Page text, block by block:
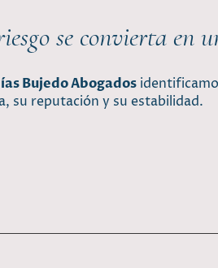
se convierta en
Bujedo Abogados
su reputación y su estabilidad.